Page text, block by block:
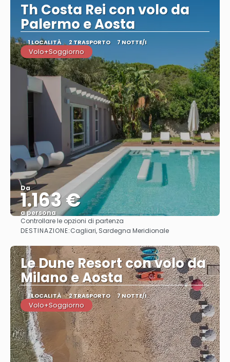
Th Costa Rei con volo da
Palermo e Aosta
1 LOCALITÀ 2 TRASPORTO 7 NOTTE/I
Volo+Soggiorno
Da
1.163 €
a persona
Vedere
Controllare le opzioni di partenza
DESTINAZIONE:Cagliari, Sardegna Meridionale
Le Dune Resort con volo da
Milano e Aosta
1 LOCALITÀ 2 TRASPORTO 7 NOTTE/I
Volo+Soggiorno